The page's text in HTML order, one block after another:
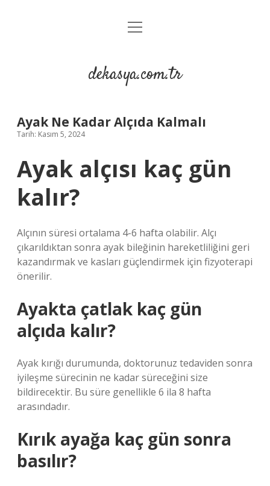
Anasayfa
Yasal Uyarı
menüyü
dekasya.com.tr
Ayak Ne Kadar Alçıda Kalmalı
Tarih: Kasım 5, 2024
Ayak alçısı kaç gün
kalır?
Alçının süresi ortalama 4-6 hafta olabilir. Alçı
çıkarıldıktan sonra ayak bileğinin hareketliliğini geri
kazandırmak ve kasları güçlendirmek için fizyoterapi
önerilir.
Ayakta çatlak kaç gün
alçıda kalır?
Ayak kırığı durumunda, doktorunuz tedaviden sonra
iyileşme sürecinin ne kadar süreceğini size
bildirecektir. Bu süre genellikle 6 ila 8 hafta
arasındadır.
Kırık ayağa kaç gün sonra
basılır?